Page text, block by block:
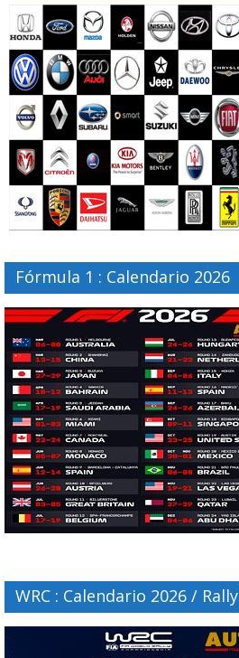
Fórmula 1 : Calendario 2026
WRC : Calendario 2026 / Rally